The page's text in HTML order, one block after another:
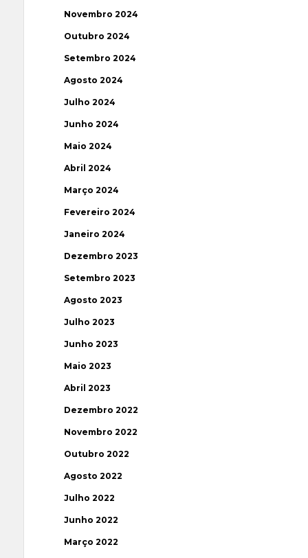
Novembro 2024
Outubro 2024
Setembro 2024
Agosto 2024
Julho 2024
Junho 2024
Maio 2024
Abril 2024
Março 2024
Fevereiro 2024
Janeiro 2024
Dezembro 2023
Setembro 2023
Agosto 2023
Julho 2023
Junho 2023
Maio 2023
Abril 2023
Dezembro 2022
Novembro 2022
Outubro 2022
Agosto 2022
Julho 2022
Junho 2022
Março 2022